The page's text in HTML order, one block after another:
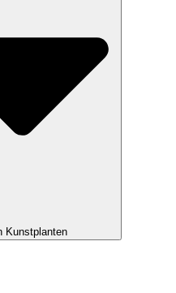
Kunstplanten